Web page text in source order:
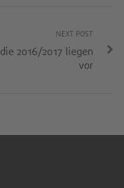
NEXT POST
2016/2017 liegen
vor